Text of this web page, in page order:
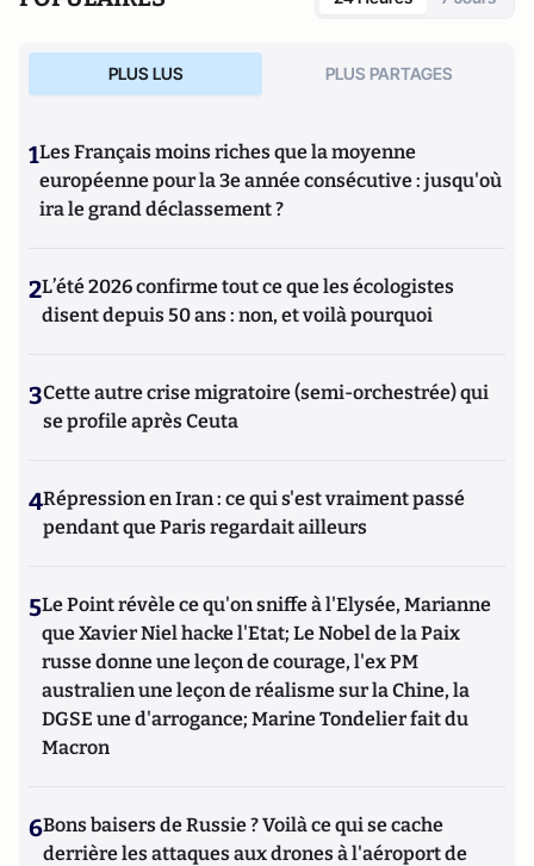
PLUS LUS PLUS PARTAGES
1Les Français moins riches que la moyenne
européenne pour la 3e année consécutive : jusqu'où
ira le grand déclassement ?
2L’été 2026 confirme tout ce que les écologistes
disent depuis 50 ans : non, et voilà pourquoi
3Cette autre crise migratoire (semi-orchestrée) qui
se profile après Ceuta
4Répression en Iran : ce qui s'est vraiment passé
pendant que Paris regardait ailleurs
5Le Point révèle ce qu'on sniffe à l'Elysée, Marianne
que Xavier Niel hacke l'Etat; Le Nobel de la Paix
russe donne une leçon de courage, l'ex PM
australien une leçon de réalisme sur la Chine, la
DGSE une d'arrogance; Marine Tondelier fait du
Macron
6Bons baisers de Russie ? Voilà ce qui se cache
derrière les attaques aux drones à l'aéroport de